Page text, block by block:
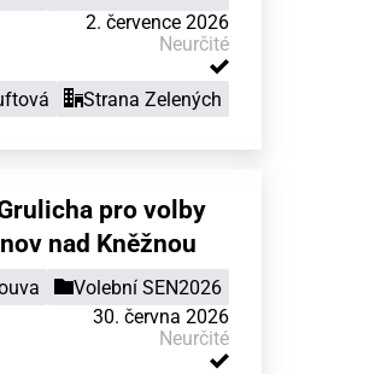
2. července 2026
Neurčité
Strana Zelených
pro volby
nad Kněžnou
Volební SEN2026
30. června 2026
Neurčité